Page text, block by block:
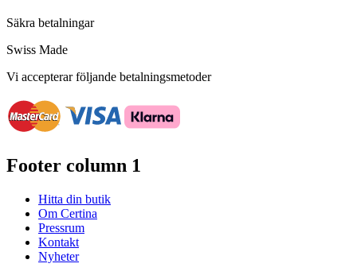
Säkra betalningar
Swiss Made
Vi accepterar följande betalningsmetoder
Footer column 1
Hitta din butik
Om Certina
Pressrum
Kontakt
Nyheter